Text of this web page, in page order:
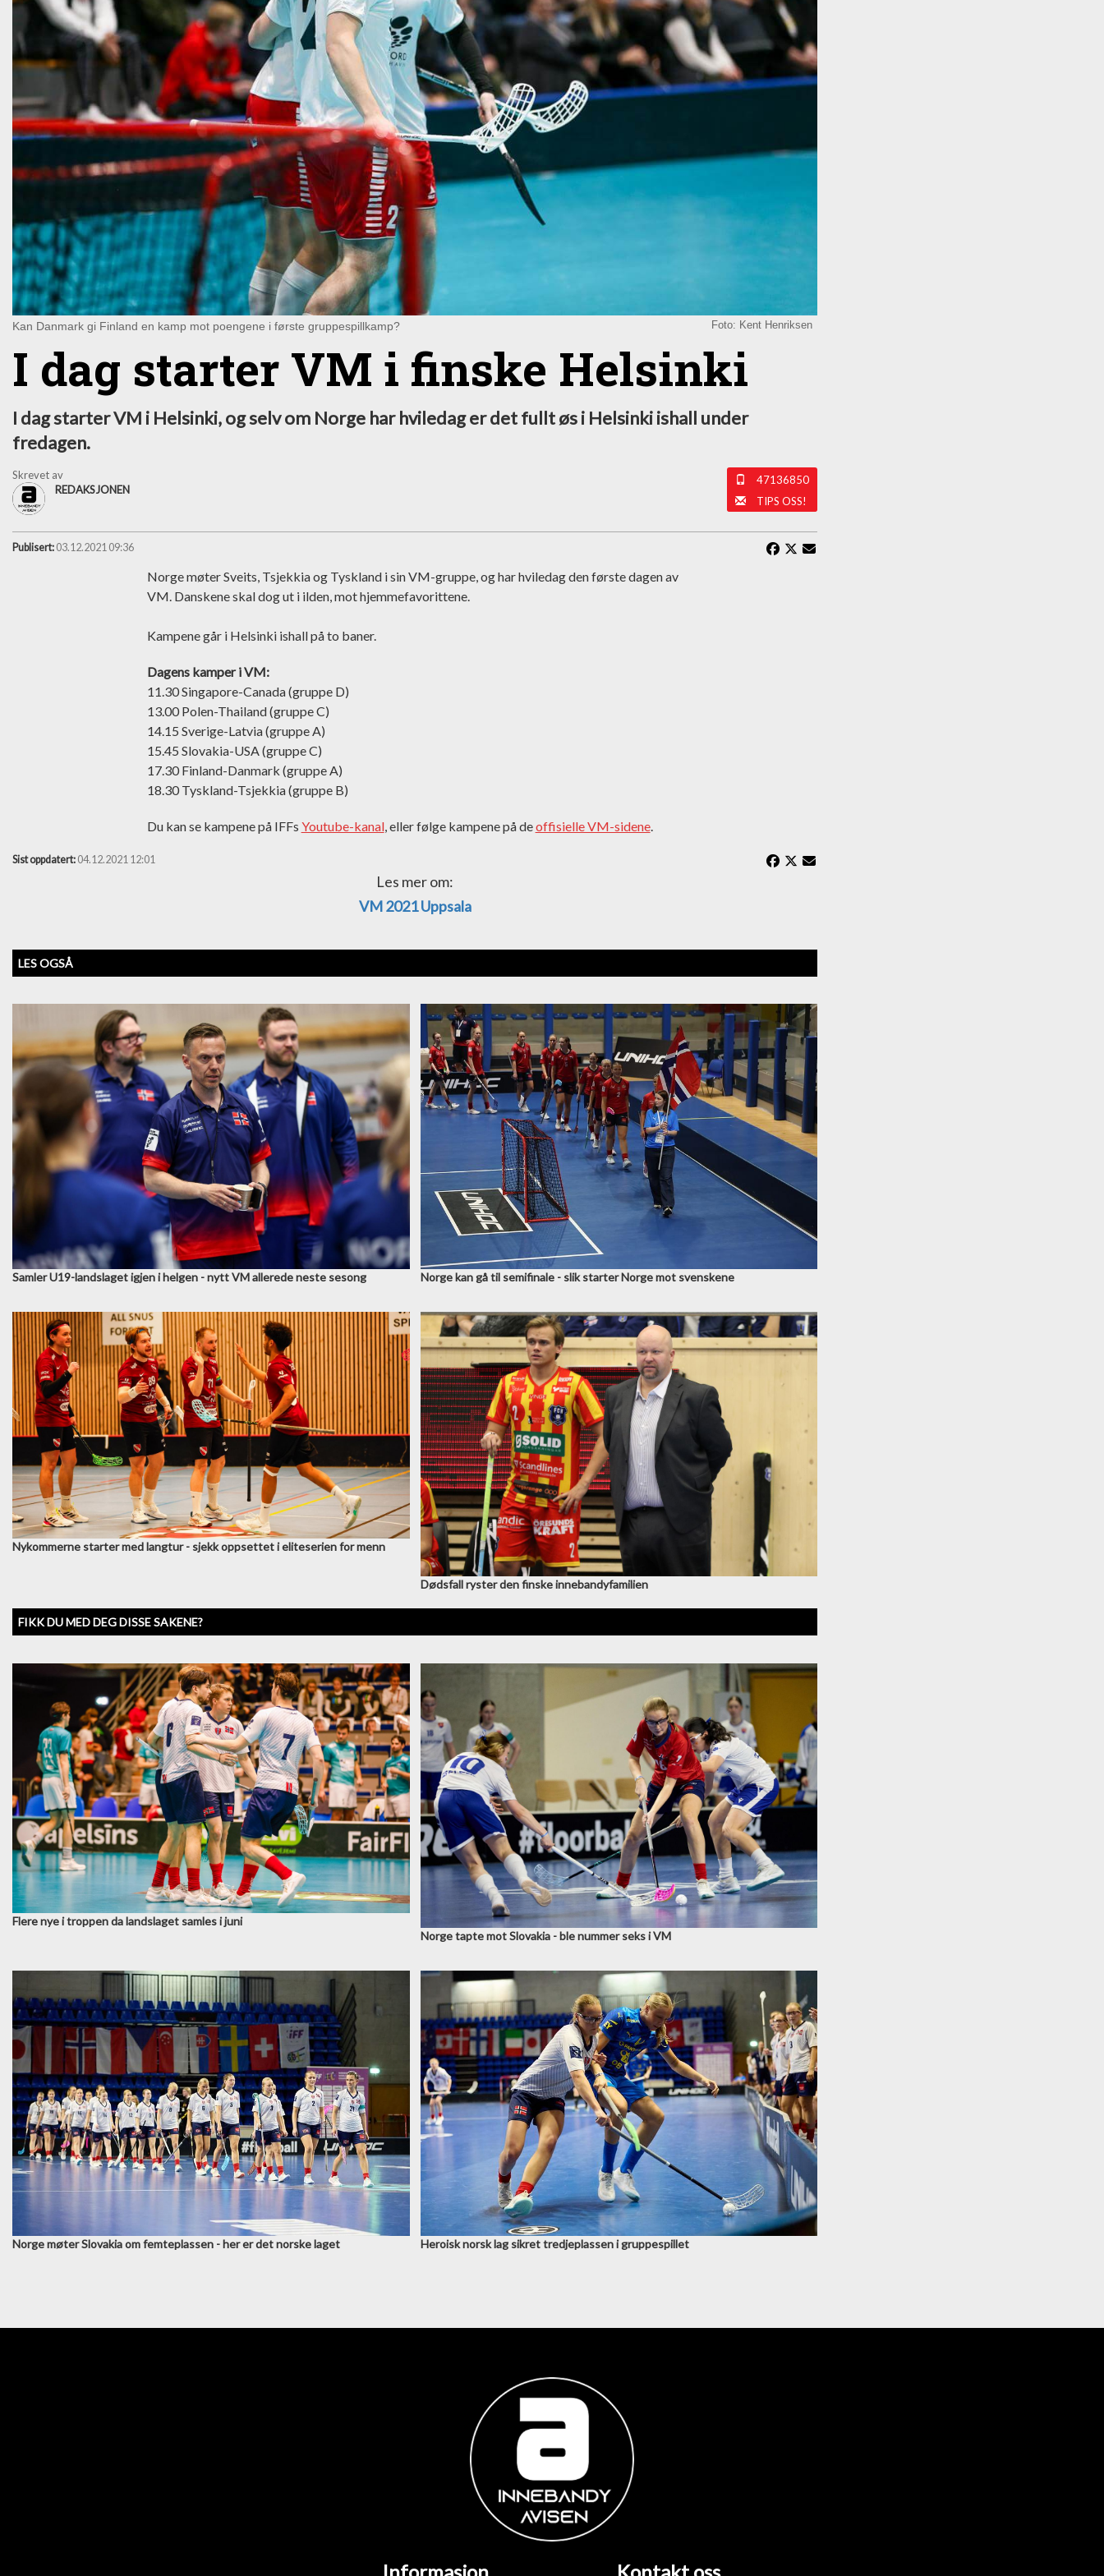
Kan Danmark gi Finland en kamp mot poengene i første gruppespillkamp? Foto: Kent Henriksen
I dag starter VM i finske Helsinki
I dag starter VM i Helsinki, og selv om Norge har hviledag er det fullt øs i Helsinki ishall under
fredagen.
Skrevet av
REDAKSJONEN
47136850
TIPS OSS!
Publisert: 03.12.2021 09:36
Norge møter Sveits, Tsjekkia og Tyskland i sin VM-gruppe, og har hviledag den første dagen av
VM. Danskene skal dog ut i ilden, mot hjemmefavorittene.
Kampene går i Helsinki ishall på to baner.
Dagens kamper i VM:
11.30 Singapore-Canada (gruppe D)
13.00 Polen-Thailand (gruppe C)
14.15 Sverige-Latvia (gruppe A)
15.45 Slovakia-USA (gruppe C)
17.30 Finland-Danmark (gruppe A)
18.30 Tyskland-Tsjekkia (gruppe B)
Du kan se kampene på IFFs Youtube-kanal, eller følge kampene på deoffisielle VM-sidene.
Sist oppdatert: 04.12.2021 12:01
Les mer om:
VM 2021 Uppsala
LES OGSÅ
Samler U19-landslaget igjen i helgen - nytt VM allerede neste sesong Norge kan gå til semifinale - slik starter Norge mot svenskene
Nykommerne starter med langtur - sjekk oppsettet i eliteserien for menn
Dødsfall ryster den finske innebandyfamilien
FIKK DU MED DEG DISSE SAKENE?
Flere nye i troppen da landslaget samles i juni
Norge tapte mot Slovakia - ble nummer seks i VM
Norge møter Slovakia om femteplassen - her er det norske laget Heroisk norsk lag sikret tredjeplassen i gruppespillet